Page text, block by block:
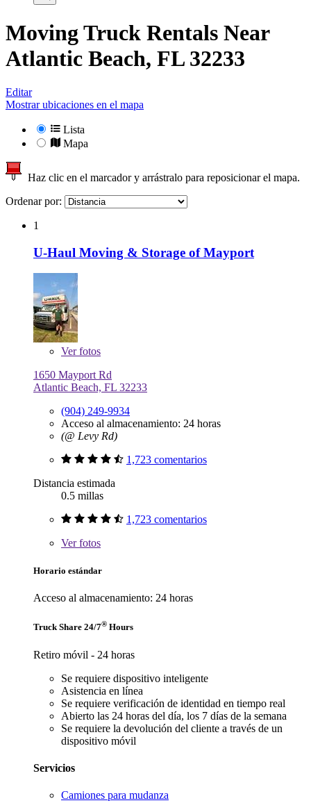
Moving Truck Rentals Near
Atlantic Beach, FL 32233
Editar
Mostrar ubicaciones en el mapa
Lista
Mapa
Haz clic en el marcador y arrástralo para reposicionar el mapa.
Ordenar por:
1
U-Haul Moving & Storage of Mayport
Verfotos
1650 Mayport Rd
Atlantic Beach, FL 32233
(904) 249-9934
Acceso al almacenamiento: 24 horas
(@ Levy Rd)
1,723 comentarios
Distancia estimada
0.5 millas
1,723 comentarios
Verfotos
Horario estándar
Acceso al almacenamiento: 24 horas
Truck Share 24/7® Hours
Retiro móvil - 24 horas
Se requiere dispositivo inteligente
Asistencia en línea
Se requiere verificación de identidad en tiempo real
Abierto las 24 horas del día, los 7 días de la semana
Se requiere la devolución del cliente a través de un
dispositivo móvil
Servicios
Camiones para mudanza